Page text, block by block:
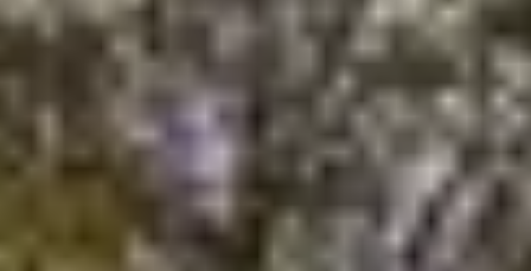
Contact
Wijziging energielabels per 1
juli 2026